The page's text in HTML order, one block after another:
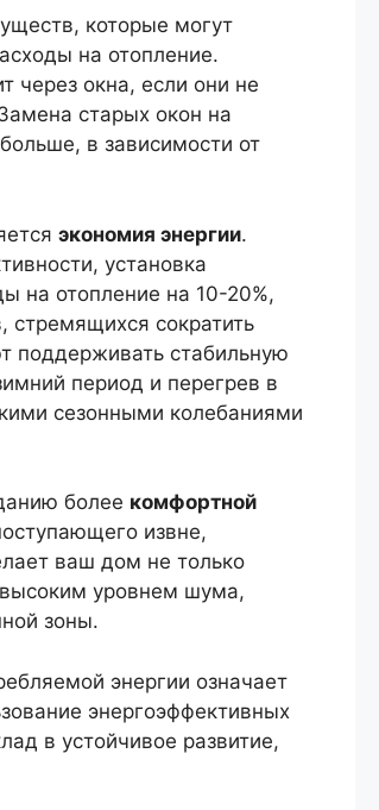
которые могут
на отопление.
через окна, если они не
старых окон на
в зависимости от
экономия энергии.
установка
на отопление на 10-20%,
сократить
поддерживать стабильную
период и перегрев в
сезонными колебаниями
более комфортной
извне,
ваш дом не только
уровнем шума,
зоны.
энергии означает
энергоэффективных
в устойчивое развитие,